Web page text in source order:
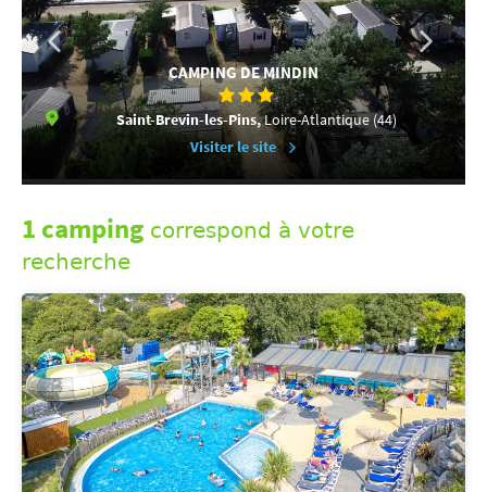
CAMPING DE MINDIN
Saint-Brevin-les-Pins,Loire-Atlantique (44)
Visiter le site
1 camping correspond à votre
recherche